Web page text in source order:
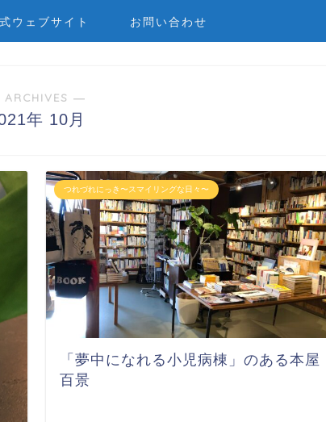
ウェブサイト お問い合わせ
―
年 10月
つれづれにっき〜スマイリングな日々〜
「夢中になれる小児病棟」のある本屋
百景